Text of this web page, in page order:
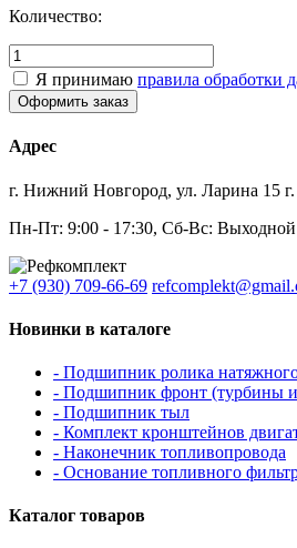
Количество:
Я принимаю правила обработки
Адрес
г. Нижний Новгород, ул. Ларина 15 г.
Пн-Пт: 9:00 - 17:30, Сб-Вс: Выходной
+7 (930) 709-66-69
Новинки в каталоге
- Подшипник ролика
- Подшипник фронт (турбины
- Подшипник тыл
- Комплект кронштейнов
- Наконечник топливопровода
- Основание топливного
Каталог товаров